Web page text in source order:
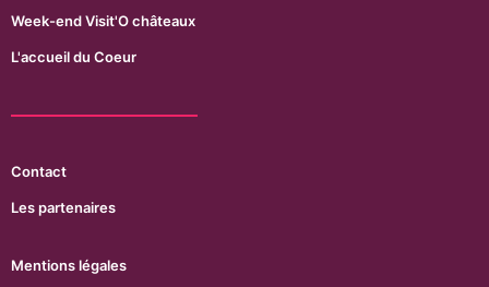
Week-end Visit'O châteaux
L'accueil du Coeur
Contact
Les partenaires
Mentions légales